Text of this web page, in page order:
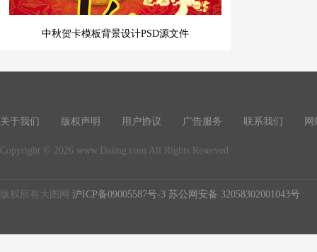
中秋贺卡模板背景设计PSD源文件
关于我们 版权声明 用户协议 广告服务 联系我们 网
Copyright © 2026 www.Daimg.com All Rights Reserved
版权所有大图网 沪ICP备09005587号-3 苏公网安备 32058302001043号